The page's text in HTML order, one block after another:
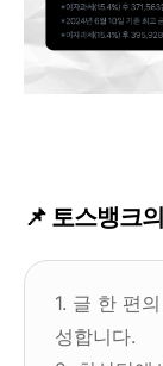
📌 토스뱅크
1. 글 한 편
성합니다.